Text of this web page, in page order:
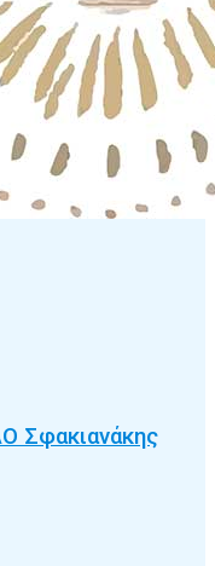
Σφακιανάκης